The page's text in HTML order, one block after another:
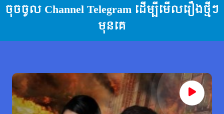
ចុចចូល Channel Telegram ដើម្បីមើលរឿងថ្មីៗ
មុនគេ